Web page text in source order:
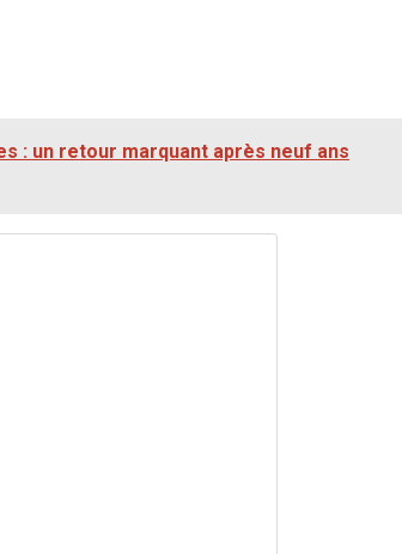
: un retour marquant après neuf ans